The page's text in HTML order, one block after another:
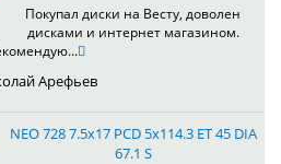
Покупал диски на Весту, доволен
дисками и интернет магазином.
Арефьев
NEO 728 7.5x17 PCD 5x114.3 ET 45 DIA
67.1 S